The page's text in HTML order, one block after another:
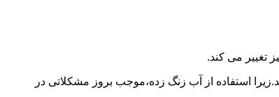
تغییر می کند.
استفاده از آب زنگ زده،موجب بروز مشکلاتی در